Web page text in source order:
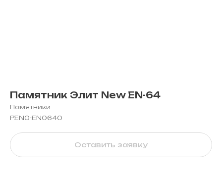
Памятник Элит New EN-64
Памятники
PEN0-EN0640
Оставить заявку